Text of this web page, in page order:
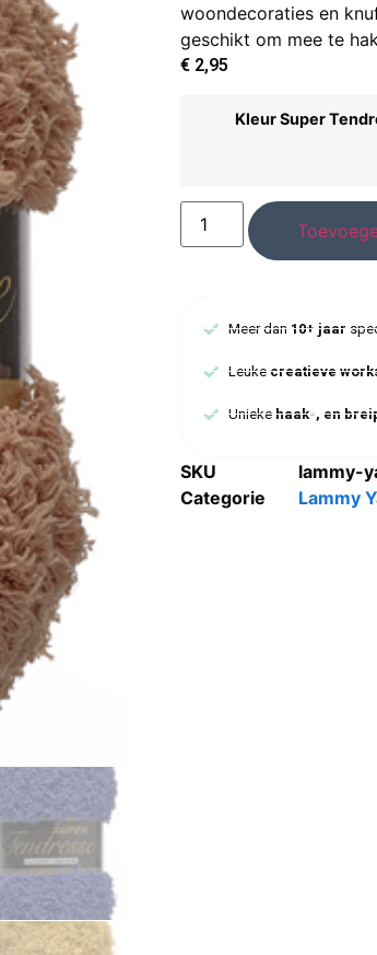
woondecoraties en
geschikt om mee te
€ 2,95
Kleur Super
Meer dan 10+ jaar
Leuke creatieve
Uniekehaak-, en
SKU
lammy-
Categorie
Lammy